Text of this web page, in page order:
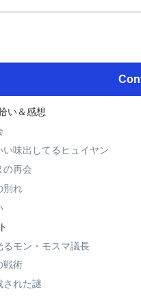
い＆感想
い味出してるヒュイヤン
の再会
別れ
モン・モスマ議長
戦術
された謎